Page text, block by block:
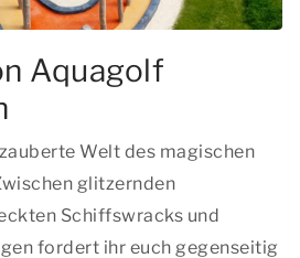
Aquagolf
Welt des magischen
glitzernden
Schiffswracks und
fordert ihr euch gegenseitig